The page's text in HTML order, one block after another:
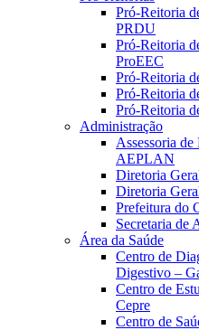
Pró-Reitoria
PRDU
Pró-Reitoria
ProEEC
Pró-Reitoria
Pró-Reitoria
Pró-Reitoria
Administração
Assessoria
AEPLAN
Diretoria
Diretoria
Prefeitura do
Secretaria de
Área da Saúde
Centro de
Digestivo –
Centro de
Cepre
Centro de